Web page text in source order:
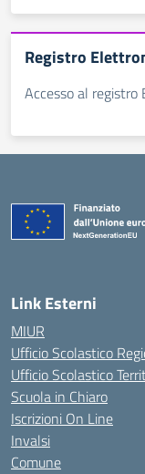
Registro
Accesso al registro
Link Esterni
MIUR
Ufficio Scolastico
Ufficio Scolastico
Scuola in Chiaro
Iscrizioni On Line
Invalsi
Comune